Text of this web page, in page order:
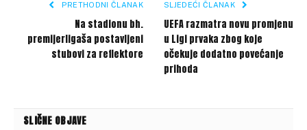
PRETHODNI ČLANAK
Na stadionu bh.
premijerligaša postavljeni
stubovi za reflektore
SLJEDEĆI ČLANAK
UEFA razmatra novu promjenu
u Ligi prvaka zbog koje
očekuje dodatno povećanje
prihoda
SLIČNE OBJAVE